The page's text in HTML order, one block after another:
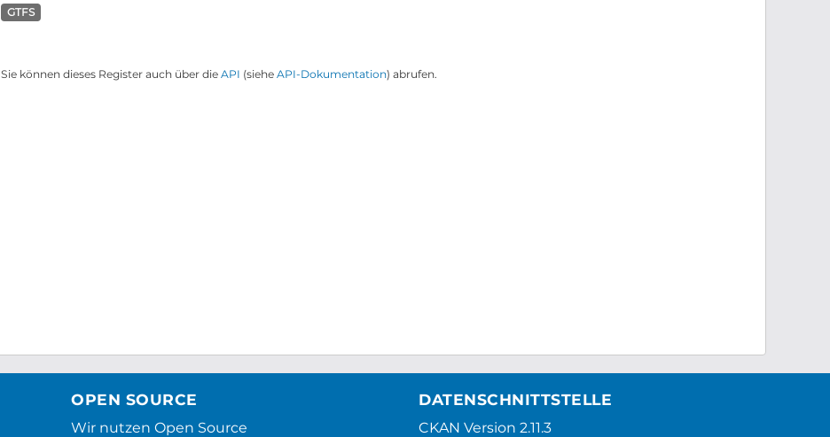
GTFS
Sie können dieses Register auch über die API (siehe API-Dokumentation) abrufen.
OPEN SOURCE
Wir nutzen Open Source
DATENSCHNITTSTELLE
CKAN Version 2.11.3